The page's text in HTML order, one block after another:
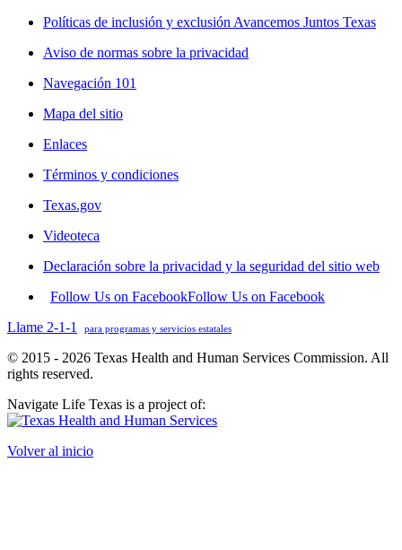
Políticas de inclusión y exclusión Avancemos Juntos Texas
Aviso de normas sobre la privacidad
Navegación 101
Mapa del sitio
Enlaces
Términos y condiciones
Texas.gov
Videoteca
Declaración sobre la privacidad y la seguridad del sitio web
Follow Us on FacebookFollow Us on Facebook
Llame 2-1-1
para programas y servicios estatales
© 2015 - 2026 Texas Health and Human Services Commission. All
rights reserved.
Navigate Life Texas is a project of:
Volver al inicio